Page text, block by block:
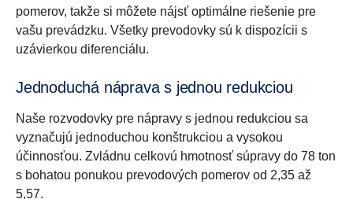
pomerov, takže si môžete nájsť optimálne riešenie pre
vašu prevádzku. Všetky prevodovky sú k dispozícii s
uzávierkou diferenciálu.
Jednoduchá náprava s jednou redukciou
Naše rozvodovky pre nápravy s jednou redukciou sa
vyznačujú jednoduchou konštrukciou a vysokou
účinnosťou. Zvládnu celkovú hmotnosť súpravy do 78 ton
s bohatou ponukou prevodových pomerov od 2,35 až
5,57.